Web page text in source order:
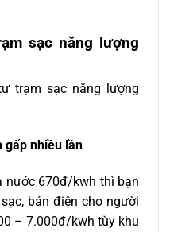
sạc năng lượng
trạm sạc năng lượng
gấp nhiều lần
nước 670đ/kwh thì bạn
bán điện cho người
– 7.000đ/kwh tùy khu